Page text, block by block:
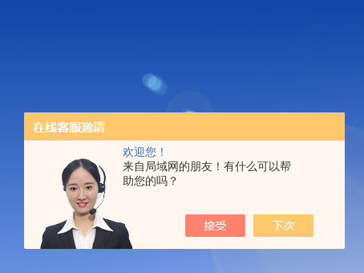
欢迎您！
来自局域网的朋友！有什么可以帮
助您的吗？